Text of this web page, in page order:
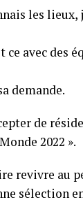
les
avec des
demande.
de
2022 ».
revivre au
sélection